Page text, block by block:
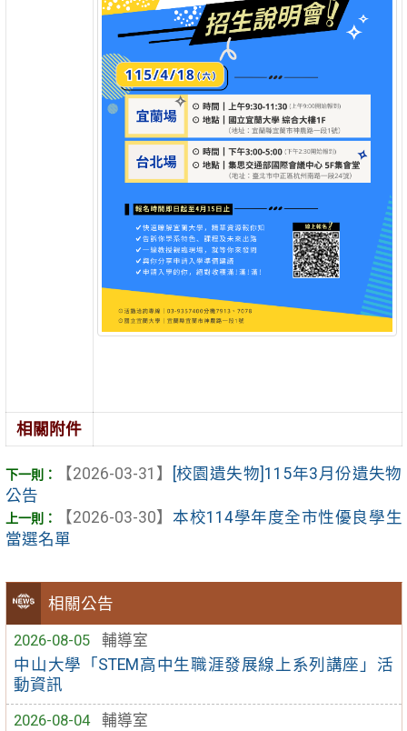
相關公告
2026-08-05
輔導室
中山大學「STEM高中生職涯發展線上系列講座」活
動資訊
2026-08-04
輔導室
相關附件
【2026-03-31】
[校園遺失物]115年3月份遺失物
公告
【2026-03-30】 本校114學年度全市性優良學生
當選名單